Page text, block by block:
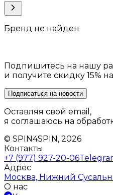
Бренд не найден
Подпишитесь на нашу
и получите скидку 15%
Подписаться на новости
Оставляя свой email,
я соглашаюсь на
© SPIN4SPIN, 2026
Контакты
+7 (977) 927-20-06
Адрес
Москва, Нижний
О нас